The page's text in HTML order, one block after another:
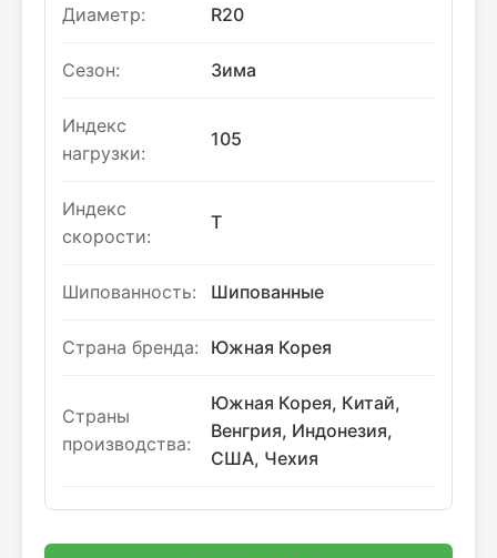
Диаметр: R20
Сезон: Зима
Индекс
нагрузки:
105
Индекс
скорости:
T
Шипованность: Шипованные
Страна бренда: Южная Корея
Страны
производства:
Южная Корея, Китай,
Венгрия, Индонезия,
США, Чехия